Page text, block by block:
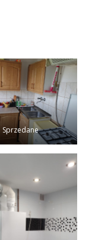
Sprzedane